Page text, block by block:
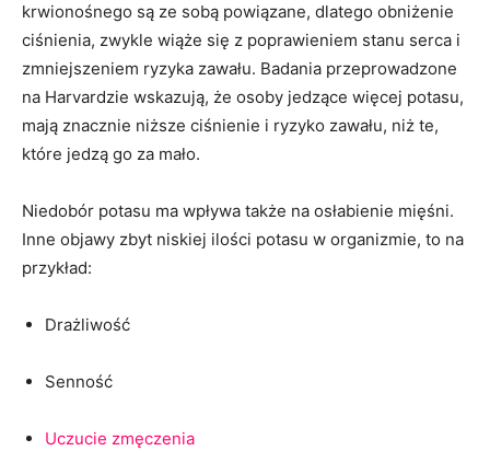
krwionośnego są ze sobą powiązane, dlatego obniżenie
ciśnienia, zwykle wiąże się z poprawieniem stanu serca i
zmniejszeniem ryzyka zawału. Badania przeprowadzone
na Harvardzie wskazują, że osoby jedzące więcej potasu,
mają znacznie niższe ciśnienie i ryzyko zawału, niż te,
które jedzą go za mało.
Niedobór potasu ma wpływa także na osłabienie mięśni.
Inne objawy zbyt niskiej ilości potasu w organizmie, to na
przykład:
Drażliwość
Senność
Uczucie zmęczenia